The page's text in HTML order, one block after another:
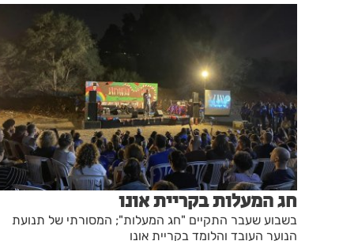
חג המעלות בקריית אונו
בשבוע שעבר התקיים "חג המעלות"; המסורתי של תנועת
הנוער העובד והלומד בקריית אונו